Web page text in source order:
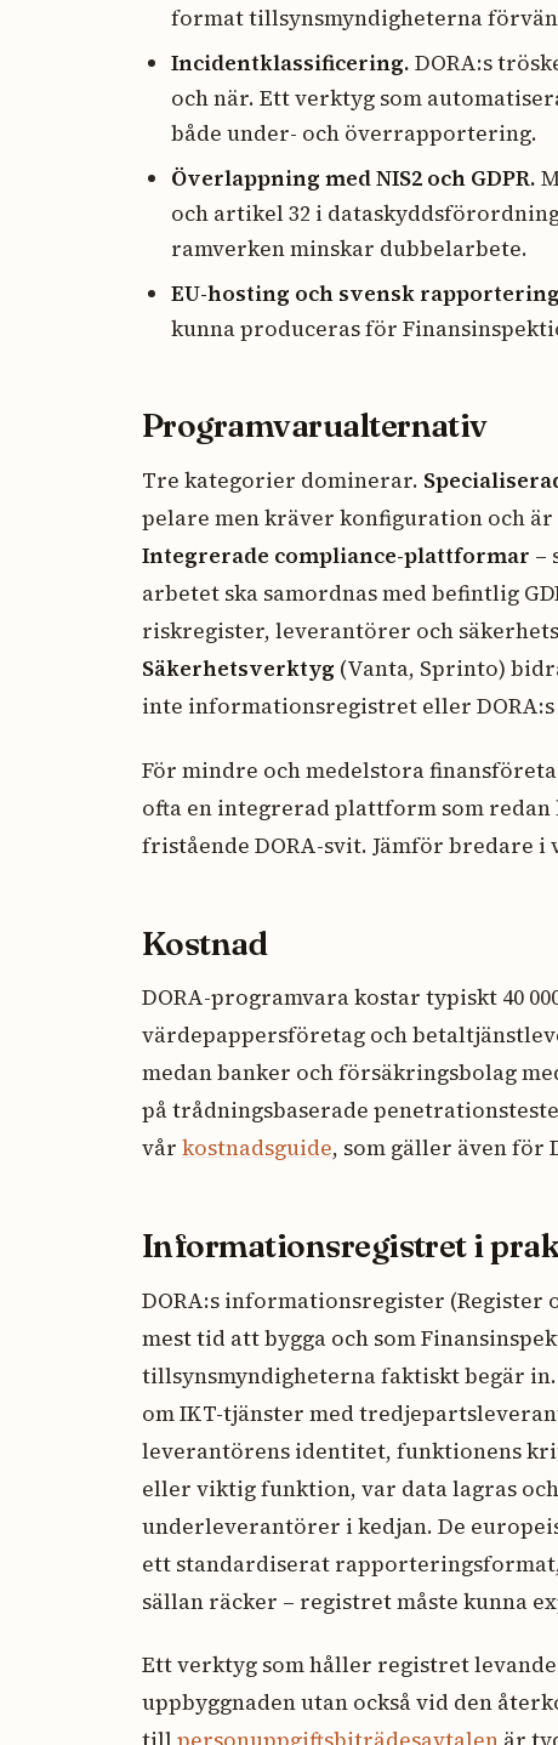
format tillsynsmyndigheterna
Incidentklassificering. DORA:s
och när. Ett verktyg som
både under- och överrapportering.
Överlappning med NIS2 och GDPR.
och artikel 32 i
ramverken minskar dubbelarbete.
EU-hosting och svensk
kunna produceras för
Programvarualternativ
Tre kategorier dominerar.
pelare men kräver konfiguration och
Integrerade compliance-plattformar –
arbetet ska samordnas med befintlig
riskregister, leverantörer och
Säkerhetsverktyg (Vanta, Sprinto)
inte informationsregistret eller
För mindre och medelstora
ofta en integrerad plattform som
fristående DORA-svit. Jämför bredare i
Kostnad
DORA-programvara kostar typiskt 40
värdepappersföretag och
medan banker och försäkringsbolag
på trådnings­baserade
vår kostnadsguide, som gäller även för
Informationsregistret i
DORA:s informationsregister
mest tid att bygga och som
tillsynsmyndigheterna faktiskt begär
om IKT-tjänster med
leverantörens identitet, funktionens
eller viktig funktion, var data lagras
underleverantörer i kedjan. De
ett standardiserat
sällan räcker – registret måste kunna
Ett verktyg som håller registret
uppbyggnaden utan också vid den